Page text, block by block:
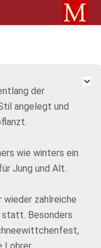
der
angelegt und
wie winters ein
Jung und Alt.
wieder zahlreiche
Besonders